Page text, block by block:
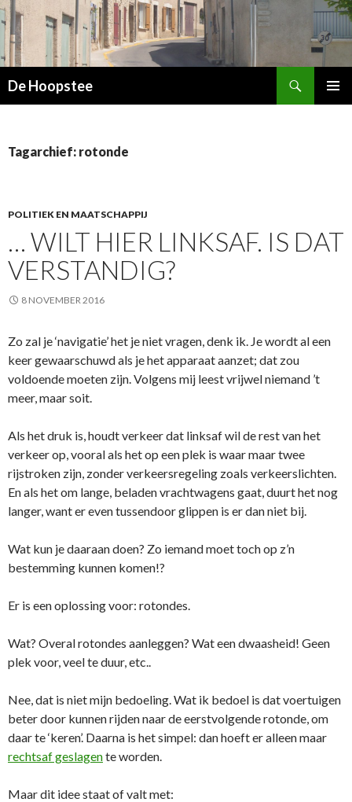
De Hoopstee
Tagarchief: rotonde
POLITIEK EN MAATSCHAPPIJ
… WILT HIER LINKSAF. IS DAT
VERSTANDIG?
8 NOVEMBER 2016
Zo zal je ‘navigatie’ het je niet vragen, denk ik. Je wordt al een
keer gewaarschuwd als je het apparaat aanzet; dat zou
voldoende moeten zijn. Volgens mij leest vrijwel niemand ’t
meer, maar soit.
Als het druk is, houdt verkeer dat linksaf wil de rest van het
verkeer op, vooral als het op een plek is waar maar twee
rijstroken zijn, zonder verkeersregeling zoals verkeerslichten.
En als het om lange, beladen vrachtwagens gaat, duurt het nog
langer, want er even tussendoor glippen is er dan niet bij.
Wat kun je daaraan doen? Zo iemand moet toch op z’n
bestemming kunnen komen!?
Er is een oplossing voor: rotondes.
Wat? Overal rotondes aanleggen? Wat een dwaasheid! Geen
plek voor, veel te duur, etc..
Nee, dat is niet mijn bedoeling. Wat ik bedoel is dat voertuigen
beter door kunnen rijden naar de eerstvolgende rotonde, om
daar te ‘keren’. Daarna is het simpel: dan hoeft er alleen maar
rechtsaf geslagente worden.
Maar dit idee staat of valt met: